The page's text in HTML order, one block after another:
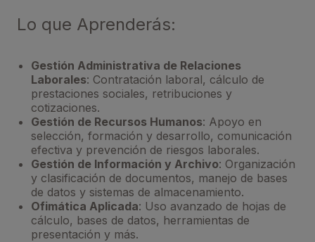
Lo que Aprenderás:
Gestión Administrativa de Relaciones
Laborales: Contratación laboral, cálculo de
prestaciones sociales, retribuciones y
cotizaciones.
Gestión de Recursos Humanos: Apoyo en
selección, formación y desarrollo, comunicación
efectiva y prevención de riesgos laborales.
Gestión de Información y Archivo: Organización
y clasificación de documentos, manejo de bases
de datos y sistemas de almacenamiento.
Ofimática Aplicada: Uso avanzado de hojas de
cálculo, bases de datos, herramientas de
presentación y más.